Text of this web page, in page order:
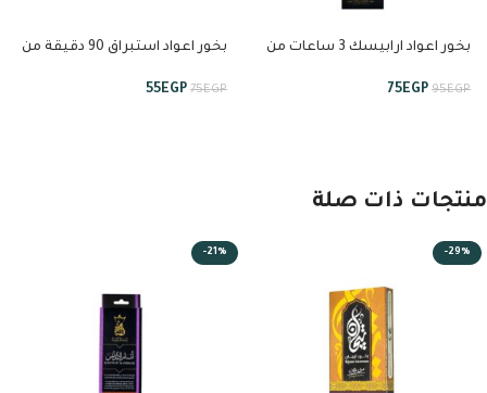
بخور اعواد ارابيسك 3 ساعات من
95EGP
75EGP
بخور اعواد استبراق 90 دقيقة من
75EGP
55EGP
منتجات ذات صلة
-29%
-21%